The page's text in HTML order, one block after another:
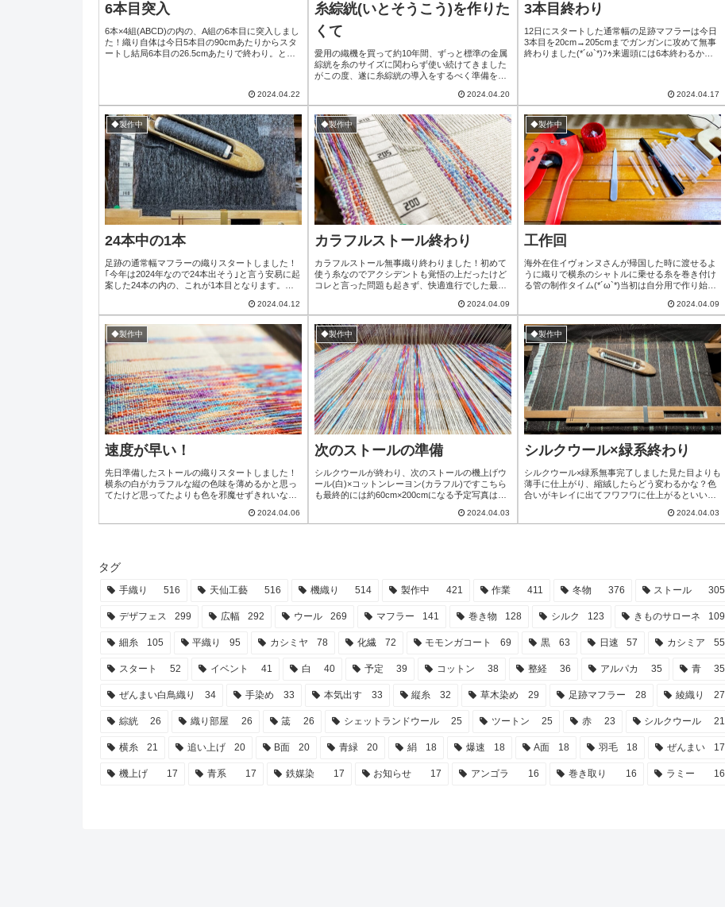
6本目突入
6本×4組(ABCD)の内の、A組の6本目に突入しまし
た！織り自体は今日5本目の90cmあたりからスタ
ートし結局6本目の26.5cmあたりで終わり。とい
分、なくなった横糸15管巻取り作業して丁度いい
感じに時間切れ。無理して進めて翌日腰に痛みと
か出ても厄介だし切りの良い所...
2024.04.22
糸綜絖(いとそうこう)を作りた
くて
愛用の織機を買って約10年間、ずっと標準の金属
綜絖を糸のサイズに関わらず使い続けてきました
がこの度、遂に糸綜絖の導入をするべく準備を始
通し、上がり下がりすることで模様を作り出して
くれる部分。手織りだと数百～数千本に及ぶ。基
本全部手で通すため、本数が多いと泣きを見る
(笑)うちは写真2枚目の、金属のものを使用写真の
ものは5mm～1mmくらいの細さの糸に対...
2024.04.20
3本目終わり
12日にスタートした通常幅の足跡マフラーは今日
3本目を20cm→205cmまでガンガンに攻めて無事
終わりました(*´ω`*)ﾌｩ来週頭には6本終わるか
ね。気温が上がってき始めて、お昼の作業中は扇
風機が必要になってきました一番暑かった日はじ
わっと汗ばむほど(室温27度越...
2024.04.17
◆製作中
24本中の1本
足跡の通常幅マフラーの織りスタートしました！
｢今年は2024年なので24本出そう｣と言う安易に起
案した24本の内の、これが1本目となります。秋
回は余るほど織ってみようと思って(笑)足跡マフ
ラーだけに限った話ではないのだけどWebで見て
下さって、欲しいなって思ってもらえた時に手織
りと言う性質上一度にたくさん織れない中2-3本の
ために無理して来ていただい...
2024.04.12
◆製作中
カラフルストール終わり
カラフルストール無事織り終わりました！初めて
使う糸なのでアクシデントも覚悟の上だったけど
コレと言った問題も起きず、快適進行でした最後
終わってしまい急遽糸巻き→織り終わりまで(笑)
余ってしまうよりは良いので、まぁまぁ良い狙い
目で無駄糸も出ずに終わってよかったです全16種
類中、4種類終わり明日からはまた足跡マフラー系
をやるように準備ミニマフラー終わってるし...
2024.04.09
◆製作中
工作回
海外在住イヴォンヌさんが帰国した時に渡せるよ
うに織りで横糸のシャトルに乗せる糸を巻き付け
る管の制作タイム(*´ω`*)当初は自分用で作り始め
ーを導入して欲しいとき欲しいだけ作りやすくな
りました織りをされてる方には分かって貰える話
だけどこの糸を巻き付ける管は有れば有るほど便
利になる紙を巻いて自作したり、私のようにABS
パイプを切る人もいる制作環境大事！この...
2024.04.09
◆製作中
速度が早い！
先日準備したストールの織りスタートしました！
横糸の白がカラフルな縦の色味を薄めるかと思っ
てたけど思ってたよりも色を邪魔せずきれいな色
65cm幅縮絨後は55-60cmの間くらいになる予定厚
ｸ秋のイベントで色が大好き...
2024.04.06
◆製作中
次のストールの準備
シルクウールが終わり、次のストールの機上げウ
ール(白)×コットンレーヨン(カラフル)ですこちら
も最終的には約60cm×200cmになる予定写真はち
と濃い段染め系です見ての通り、不規則な段染め
2024.04.03
◆製作中
シルクウール×緑系終わり
シルクウール×緑系無事完了しました見た目よりも
薄手に仕上がり、縮絨したらどう変わるかな？色
合いがキレイに出てフワフワに仕上がるといいな
織る事には一切問題を起こさない良い糸でした。
2024.04.03
タグ
手織り 516 天仙工藝 516 機織り 514 製作中 421 作業 411 冬物 376 ストール 305
デザフェス 299 広幅 292 ウール 269 マフラー 141 巻き物 128 シルク 123 きものサローネ 109
細糸 105 平織り 95 カシミヤ 78 化繊 72 モモンガコート 69 黒 63 日速 57 カシミア 55
スタート 52 イベント 41 白 40 予定 39 コットン 38 整経 36 アルパカ 35 青 35
ぜんまい白鳥織り 34 手染め 33 本気出す 33 縦糸 32 草木染め 29 足跡マフラー 28 綾織り 27
綜絖 26 織り部屋 26 筬 26 シェットランドウール 25 ツートン 25 赤 23 シルクウール 21
横糸 21 追い上げ 20 B面 20 青緑 20 絹 18 爆速 18 A面 18 羽毛 18 ぜんまい 17
機上げ 17 青系 17 鉄媒染 17 お知らせ 17 アンゴラ 16 巻き取り 16 ラミー 16